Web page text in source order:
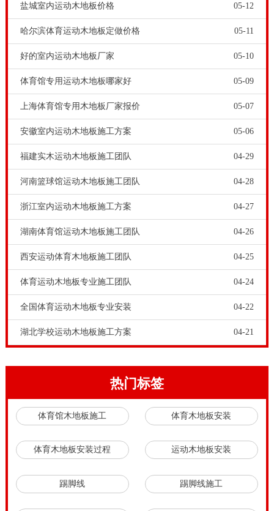
大家在选购运动木地板的时候，不要光看价格。还要重
视运动木地板的专业质量。国内的一些运动木地板厂家,
有的只是在基本结构上简单地模仿国外专业运动木地板,
故在主要性能和质量上仍存在一些差距;有的厂家原本只
在原有结构基础上简单地增加一下厚度和龙骨而已,根本
没有经过专业设计和工艺化论证。这样的
运动木地板价
提供高质量的产品仅仅是供应商为客户服务的起点，为
了延续与客户的合作关系，售后服务才是*有力的保
障，品牌体育运动木地板有几十年的体育场馆建造经
验，工程师拥有丰富施工经验，品牌体育运动木地板在
业界获得良好声誉及甲方的好评。选择品牌体育运动木
体育场馆是人们进行体育比赛和文体健康的特殊活动场
所，对营造地面空间的体育运动木地板的专业性要求极
高。高品质的原木，高科技的工艺，全方位的服务，才
能保障体育运动木地板在冲击吸收率、标准垂直变形、
相对垂直变形、滚动载荷、球的反弹率和滑动摩擦系数
六大性能指标方面都达到很高水平。体育木地板和舞台
盐城室内运动木地板价格 05-12
哈尔滨体育运动木地板定做价格 05-11
好的室内运动木地板厂家 05-10
体育馆专用运动木地板哪家好 05-09
上海体育馆专用木地板厂家报价 05-07
安徽室内运动木地板施工方案 05-06
福建实木运动木地板施工团队 04-29
河南篮球馆运动木地板施工团队 04-28
浙江室内运动木地板施工方案 04-27
湖南体育馆运动木地板施工团队 04-26
西安运动体育木地板施工团队 04-25
体育运动木地板专业施工团队 04-24
全国体育运动木地板专业安装 04-22
湖北学校运动木地板施工方案 04-21
热门标签
体育馆木地板施工 体育木地板安装
体育木地板安装过程 运动木地板安装
踢脚线 踢脚线施工